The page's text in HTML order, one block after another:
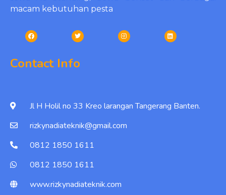
macam kebutuhan pesta
Contact Info
Jl H Holil no 33 Kreo larangan Tangerang Banten.
rizkynadiateknik@gmail.com
0812 1850 1611
0812 1850 1611
www.rizkynadiateknik.com